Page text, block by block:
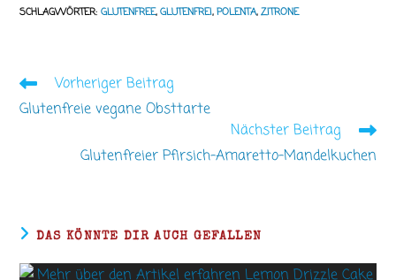
SCHLAGWÖRTER:GLUTENFREE, GLUTENFREI, POLENTA, ZITRONE
Weitere
Artikel
ansehen
Vorheriger Beitrag
Glutenfreie vegane Obsttarte
Nächster Beitrag
Glutenfreier Pfirsich-Amaretto-Mandelkuchen
DAS KÖNNTE DIR AUCH GEFALLEN